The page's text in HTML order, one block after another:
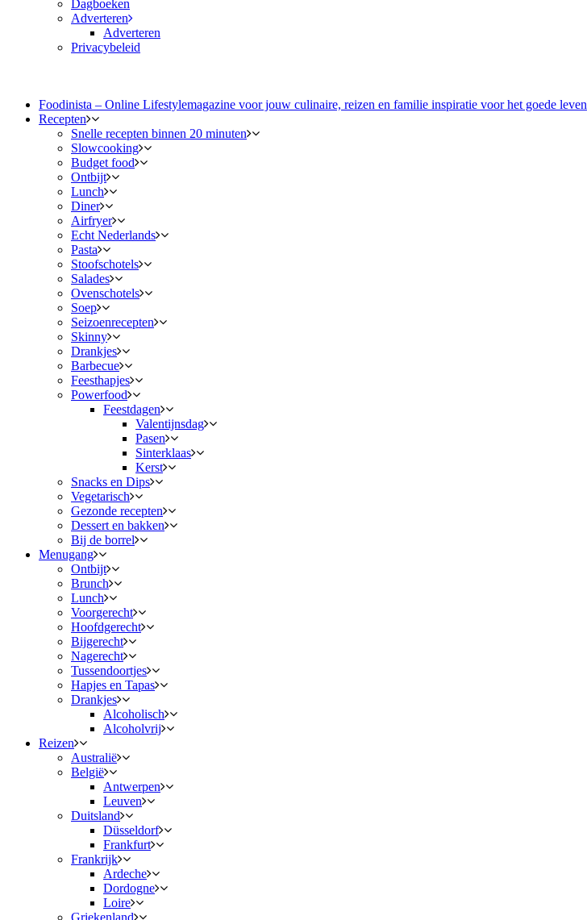
Dagboeken
Adverteren
Adverteren
Privacybeleid
Foodinista – Online Lifestylemagazine voor jouw culinaire, reizen en familie inspiratie voor het goede leven
Recepten
Snelle recepten binnen 20 minuten
Slowcooking
Budget food
Ontbijt
Lunch
Diner
Airfryer
Echt Nederlands
Pasta
Stoofschotels
Salades
Ovenschotels
Soep
Seizoenrecepten
Skinny
Drankjes
Barbecue
Feesthapjes
Powerfood
Feestdagen
Valentijnsdag
Pasen
Sinterklaas
Kerst
Snacks en Dips
Vegetarisch
Gezonde recepten
Dessert en bakken
Bij de borrel
Menugang
Ontbijt
Brunch
Lunch
Voorgerecht
Hoofdgerecht
Bijgerecht
Nagerecht
Tussendoortjes
Hapjes en Tapas
Drankjes
Alcoholisch
Alcoholvrij
Reizen
Australië
België
Antwerpen
Leuven
Duitsland
Düsseldorf
Frankfurt
Frankrijk
Ardeche
Dordogne
Loire